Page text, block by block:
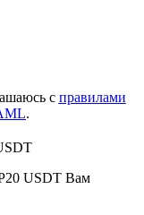
с правилами
.
USDT Вам